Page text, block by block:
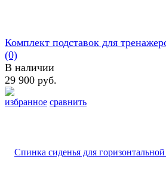
избранное сравнить
Комплект подставок для
(0)
В наличии
29 900 руб.